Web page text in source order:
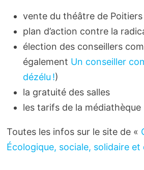
vente du théâtre de Poitiers
plan d’action contre la
élection des conseillers
également Un conseiller
dézélu !)
la gratuité des salles
les tarifs de la médiathèque
Toutes les infos sur le site de «
Écologique, sociale, solidaire